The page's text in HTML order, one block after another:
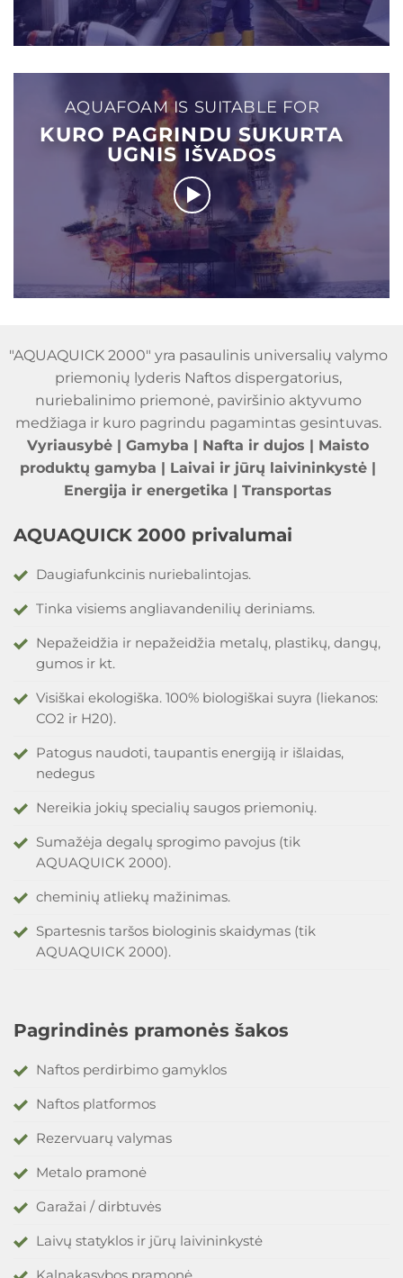
AQUAFOAM IS SUITABLE FOR
KURO PAGRINDU SUKURTA
UGNIS IŠVADOS
"AQUAQUICK 2000" yra pasaulinis universalių valymo
priemonių lyderis Naftos dispergatorius,
nuriebalinimo priemonė, paviršinio aktyvumo
medžiaga ir kuro pagrindu pagamintas gesintuvas.
Vyriausybė | Gamyba | Nafta ir dujos | Maisto
produktų gamyba | Laivai ir jūrų laivininkystė |
Energija ir energetika | Transportas
AQUAQUICK 2000 privalumai
Daugiafunkcinis nuriebalintojas.
Tinka visiems angliavandenilių deriniams.
Nepažeidžia ir nepažeidžia metalų, plastikų, dangų,
gumos ir kt.
Visiškai ekologiška. 100% biologiškai suyra (liekanos:
CO2 ir H20).
Patogus naudoti, taupantis energiją ir išlaidas,
nedegus
Nereikia jokių specialių saugos priemonių.
Sumažėja degalų sprogimo pavojus (tik
AQUAQUICK 2000).
cheminių atliekų mažinimas.
Spartesnis taršos biologinis skaidymas (tik
AQUAQUICK 2000).
Pagrindinės pramonės šakos
Naftos perdirbimo gamyklos
Naftos platformos
Rezervuarų valymas
Metalo pramonė
Garažai / dirbtuvės
Laivų statyklos ir jūrų laivininkystė